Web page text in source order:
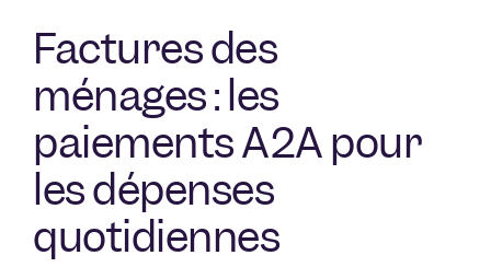
Factures des
ménages : les
paiements A2A pour
les dépenses
quotidiennes